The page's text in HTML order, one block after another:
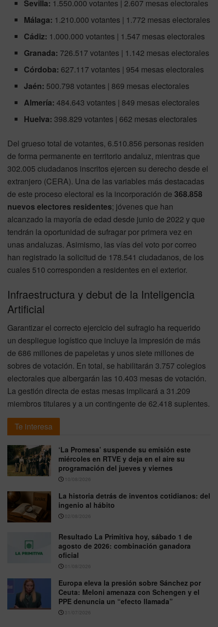
Sevilla: 1.550.000 votantes | 2.607 mesas electorales
Málaga: 1.210.000 votantes | 1.772 mesas electorales
Cádiz: 1.000.000 votantes | 1.547 mesas electorales
Granada: 726.517 votantes | 1.142 mesas electorales
Córdoba: 627.117 votantes | 954 mesas electorales
Jaén: 500.798 votantes | 869 mesas electorales
Almería: 484.643 votantes | 849 mesas electorales
Huelva: 398.829 votantes | 662 mesas electorales
Del grueso total de votantes, 6.510.856 personas residen
de forma permanente en territorio andaluz, mientras que
302.005 ciudadanos inscritos ejercen su derecho desde el
extranjero (CERA). Una de las variables más destacadas
de este proceso electoral es la incorporación de 368.858
nuevos electores residentes; jóvenes que han
alcanzado la mayoría de edad desde junio de 2022 y que
tendrán la oportunidad de sufragar por primera vez en
unas andaluzas. Asimismo, las vías del voto por correo
han registrado la solicitud de 178.541 ciudadanos, de los
cuales 510 corresponden a residentes en el exterior.
Infraestructura y debut de la Inteligencia
Artificial
Garantizar el correcto ejercicio del sufragio ha requerido
un despliegue logístico que incluye la impresión de más
de 686 millones de papeletas y unos siete millones de
sobres de votación. En total, se habilitarán 3.757 colegios
electorales que albergarán las 10.403 mesas de votación.
La gestión directa de estas mesas implicará a 31.209
miembros titulares y a un contingente de 62.418 suplentes.
Te interesa
‘La Promesa’ suspende su emisión este
miércoles en RTVE y deja en el aire su
programación del jueves y viernes
10/08/2026
La historia detrás de inventos cotidianos: del
ingenio al hábito
02/08/2026
Resultado La Primitiva hoy, sábado 1 de
agosto de 2026: combinación ganadora
oficial
01/08/2026
Europa eleva la presión sobre Sánchez por
Ceuta: Meloni amenaza con Schengen y el
PPE denuncia un “efecto llamada”
31/07/2026